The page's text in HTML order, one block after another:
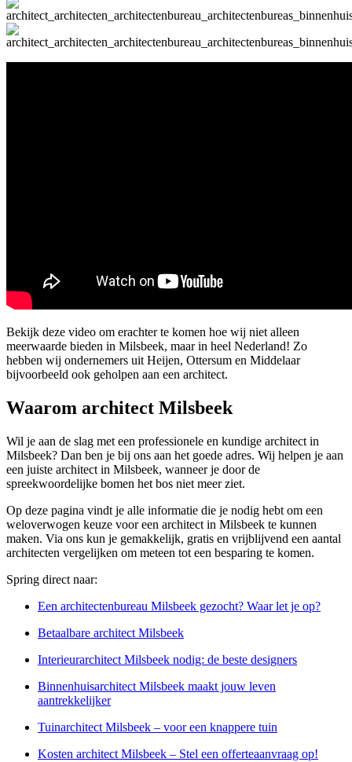
Bekijk deze video om erachter te komen hoe wij niet alleen
meerwaarde bieden in Milsbeek, maar in heel Nederland! Zo
hebben wij ondernemers uit Heijen, Ottersum en Middelaar
bijvoorbeeld ook geholpen aan een architect.
Waarom architect Milsbeek
Wil je aan de slag met een professionele en kundige architect in
Milsbeek? Dan ben je bij ons aan het goede adres. Wij helpen je aan
een juiste architect in Milsbeek, wanneer je door de
spreekwoordelijke bomen het bos niet meer ziet.
Op deze pagina vindt je alle informatie die je nodig hebt om een
weloverwogen keuze voor een architect in Milsbeek te kunnen
maken. Via ons kun je gemakkelijk, gratis en vrijblijvend een aantal
architecten vergelijken om meteen tot een besparing te komen.
Spring direct naar:
Een architectenbureau Milsbeek gezocht? Waar let je op?
Betaalbare architect Milsbeek
Interieurarchitect Milsbeek nodig: de beste designers
Binnenhuisarchitect Milsbeek maakt jouw leven
aantrekkelijker
Tuinarchitect Milsbeek – voor een knappere tuin
Kosten architect Milsbeek – Stel een offerteaanvraag op!